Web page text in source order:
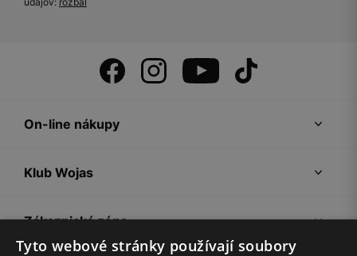
On-line nákupy
Klub Wojas
Zákaznická zóna
Tyto webové stránky používají soubory